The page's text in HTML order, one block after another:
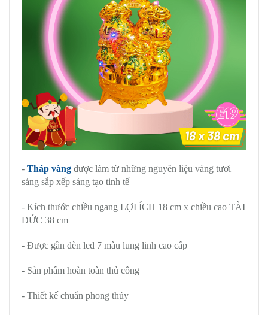
- Tháp vàng được làm từ những nguyên liệu vàng tươi
sáng sắp xếp sáng tạo tinh tế
- Kích thước chiều ngang LỢI ÍCH 18 cm x chiều cao TÀI
ĐỨC 38 cm
- Được gắn đèn led 7 màu lung linh cao cấp
- Sản phẩm hoàn toàn thủ công
- Thiết kế chuẩn phong thủy